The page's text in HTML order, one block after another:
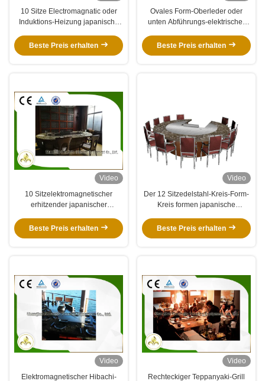
10 Sitze Electromagnatic oder
Induktions-Heizung japanische
Rechteck-Form
Beste Preis erhalten
Ovales Form-Oberleder oder
unten Abführungs-elektrischer
für Hauptgebrauch
Beste Preis erhalten
Video
10 Sitzelektromagnetischer
erhitzender japanischer
legierterstahl
Beste Preis erhalten
Video
Der 12 Sitzedelstahl-Kreis-Form-
Kreis formen japanische
Beste Preis erhalten
Video
Elektromagnetischer Hibachi-
Video
Rechteckiger Teppanyaki-Grill